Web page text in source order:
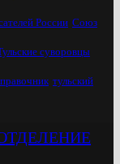
России Союз
суворовцы
тульский